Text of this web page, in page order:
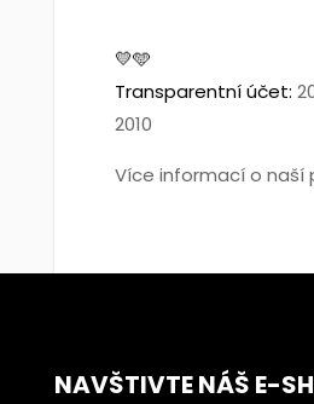
💛🩵
Transparentní účet:
2010
Více informací o naší
NAVŠTIVTE NÁŠ E-